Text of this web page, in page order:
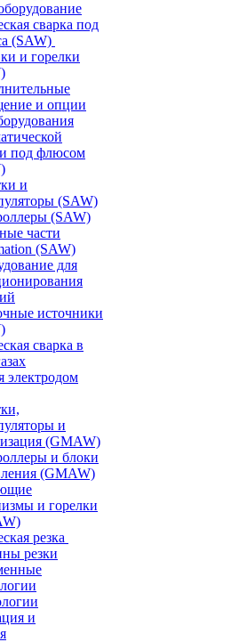
сварка под
(SAW)
и горелки
и опции
под флюсом
и
(SAW)
(SAW)
части
(SAW)
для
источники
сварка в
электродом
и
(GMAW)
и блоки
(GMAW)
и горелки
резка
резки
и